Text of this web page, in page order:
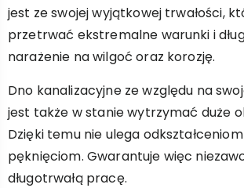
jest ze swojej wyjątkowej trwałości,
przetrwać ekstremalne warunki i
narażenie na wilgoć oraz korozję.
Dno kanalizacyjne ze względu na
jest także w stanie wytrzymać duże
Dzięki temu nie ulega
pęknięciom. Gwarantuje więc
długotrwałą pracę.